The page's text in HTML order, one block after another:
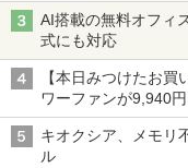
AI搭載の無料オフィ
式にも対応
【本日みつけたお
ワーファンが9,940円
キオクシア、メモリ
ル